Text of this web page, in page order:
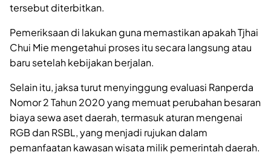
tersebut diterbitkan.
Pemeriksaan di lakukan guna memastikan apakah Tjhai
Chui Mie mengetahui proses itu secara langsung atau
baru setelah kebijakan berjalan.
Selain itu, jaksa turut menyinggung evaluasi Ranperda
Nomor 2 Tahun 2020 yang memuat perubahan besaran
biaya sewa aset daerah, termasuk aturan mengenai
RGB dan RSBL, yang menjadi rujukan dalam
pemanfaatan kawasan wisata milik pemerintah daerah.